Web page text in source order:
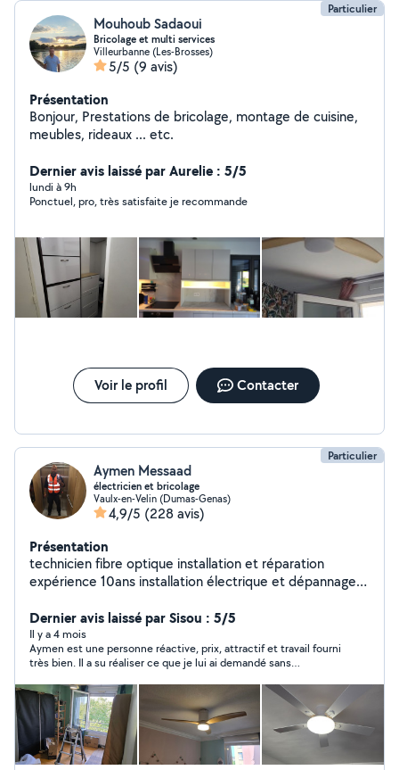
Particulier
Mouhoub Sadaoui
Bricolage et multi services
Villeurbanne (Les-Brosses)
5/5 (9 avis)
Présentation
Bonjour, Prestations de bricolage, montage de cuisine,
meubles, rideaux ... etc.
Dernier avis laissé par Aurelie : 5/5
lundi à 9h
Ponctuel, pro, très satisfaite je recommande
Voir le profil Contacter
Particulier
Aymen Messaad
électricien et bricolage
Vaulx-en-Velin (Dumas-Genas)
4,9/5 (228 avis)
Présentation
technicien fibre optique installation et réparation
expérience 10ans installation électrique et dépannage
Dernier avis laissé par Sisou : 5/5
Il y a 4 mois
Aymen est une personne réactive, prix, attractif et travail fourni
très bien. Il a su réaliser ce que je lui ai demandé sans